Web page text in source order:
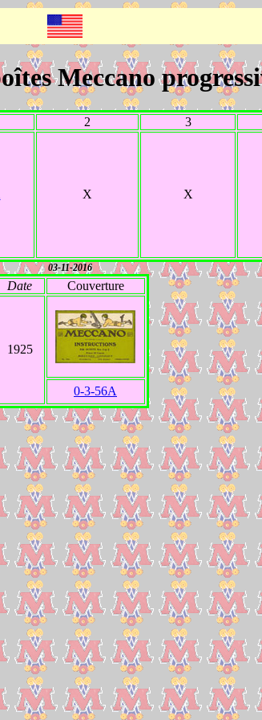
Meccano
2 3
X X
03-11-2016
Date Couverture
1925
0-3-56A